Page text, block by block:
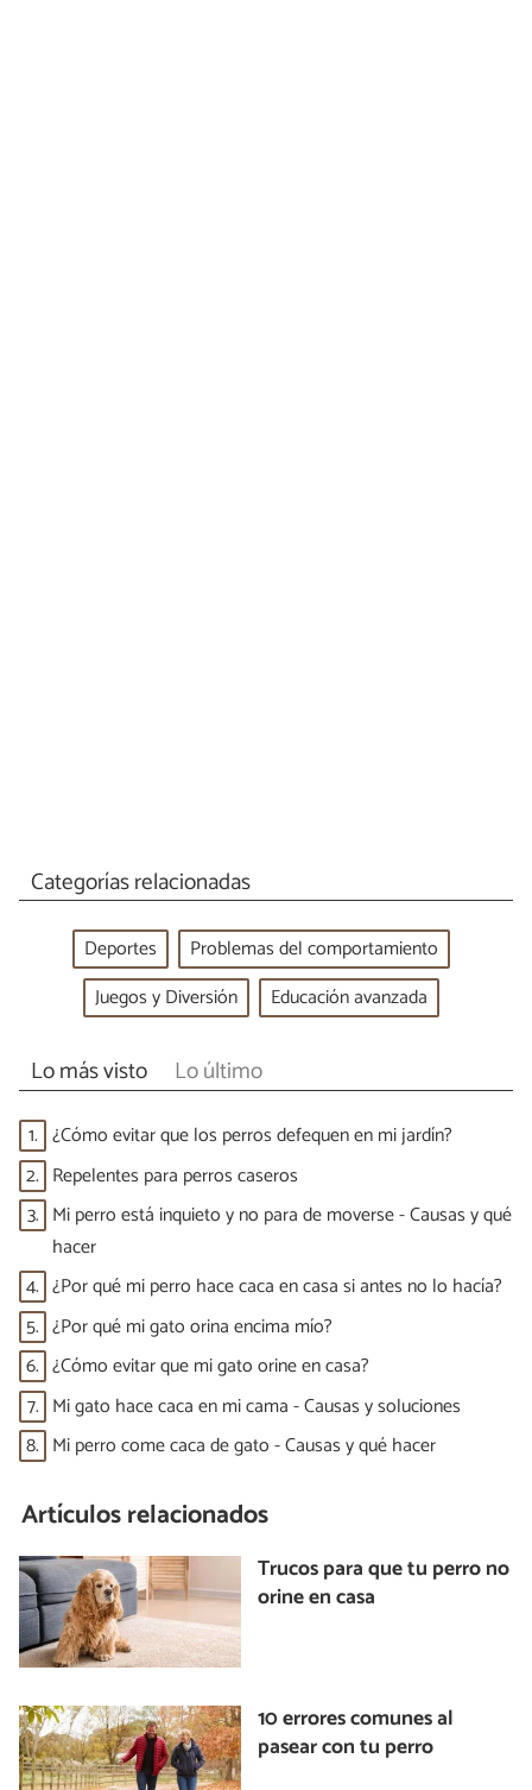
Categorías relacionadas
Deportes
Problemas del comportamiento
Juegos y Diversión
Educación avanzada
Lo más visto Lo último
1. ¿Cómo evitar que los perros defequen en mi jardín?
2. Repelentes para perros caseros
3. Mi perro está inquieto y no para de moverse - Causas y qué
hacer
4. ¿Por qué mi perro hace caca en casa si antes no lo hacía?
5. ¿Por qué mi gato orina encima mío?
6. ¿Cómo evitar que mi gato orine en casa?
7. Mi gato hace caca en mi cama - Causas y soluciones
8. Mi perro come caca de gato - Causas y qué hacer
Artículos relacionados
Trucos para que tu perro no
orine en casa
10 errores comunes al
pasear con tu perro